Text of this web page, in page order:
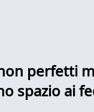
perfetti
spazio ai